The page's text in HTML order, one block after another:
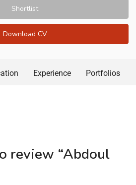
Shortlist
Download CV
Experience Portfolios
review “Abdoul